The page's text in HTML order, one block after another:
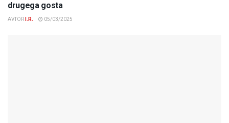
drugega gosta
AVTOR I.R. 05/03/2025